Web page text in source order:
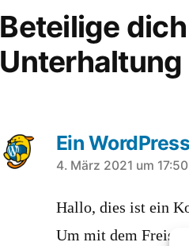
Beteilige
Unterhaltung
Ein
sagt:
4. März 2021 um 17:50
Hallo, dies ist ein
Um mit dem